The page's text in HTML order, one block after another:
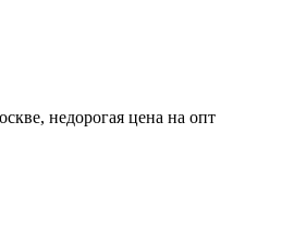
недорогая цена на опт